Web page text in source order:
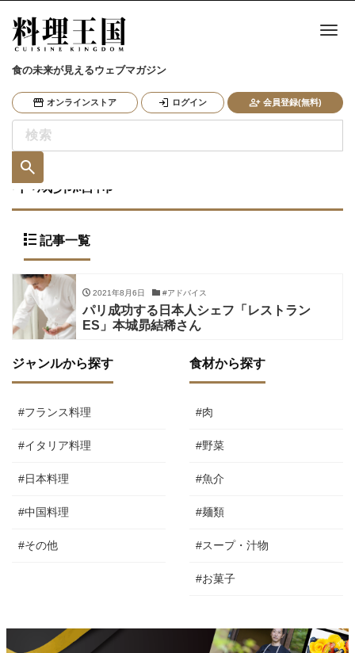
食の未来が見えるウェブマガジン
オンラインストア ログイン 会員登録(無料)
ナ
本城昴結稀
記事一覧
2021年8月6日 #アドバイス
パリ成功する日本人シェフ「レストラン
ES」本城昴結稀さん
ジャンルから探す
#フランス料理
#イタリア料理
#日本料理
#中国料理
#その他
食材から探す
#肉
#野菜
#魚介
#麺類
#スープ・汁物
#お菓子